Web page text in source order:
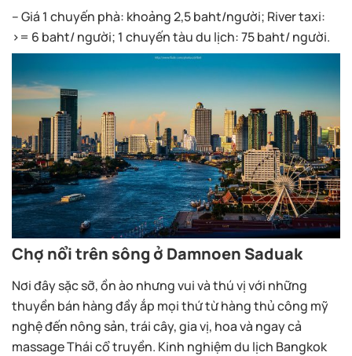
– Giá 1 chuyến phà: khoảng 2,5 baht/người; River taxi:
>= 6 baht/ người; 1 chuyến tàu du lịch: 75 baht/ người.
Chợ nổi trên sông ở Damnoen Saduak
Nơi đây sặc sỡ, ồn ào nhưng vui và thú vị với những
thuyền bán hàng đầy ắp mọi thứ từ hàng thủ công mỹ
nghệ đến nông sản, trái cây, gia vị, hoa và ngay cả
massage Thái cổ truyền. Kinh nghiệm du lịch Bangkok